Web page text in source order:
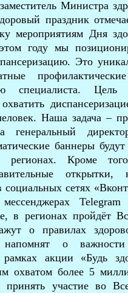
Министра
праздник
мероприятиям Дня
году мы
Это
специалиста. Цель
Наша задача –
генеральный
баннеры
регионах. Кроме
сетях
мессенджерах
в регионах пройдёт
о правилах
напомнят о
акции «Будь
охватом более 5
участие во